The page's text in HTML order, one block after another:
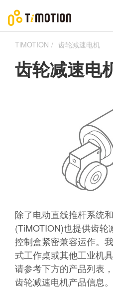
TiMOTION 齿轮减速电机
齿轮减速电
除了电动直线推杆系统
(TiMOTION)也提供齿
控制盒紧密兼容运作。
式工作桌或其他工业机
请参考下方的产品列表
齿轮减速电机产品信息。